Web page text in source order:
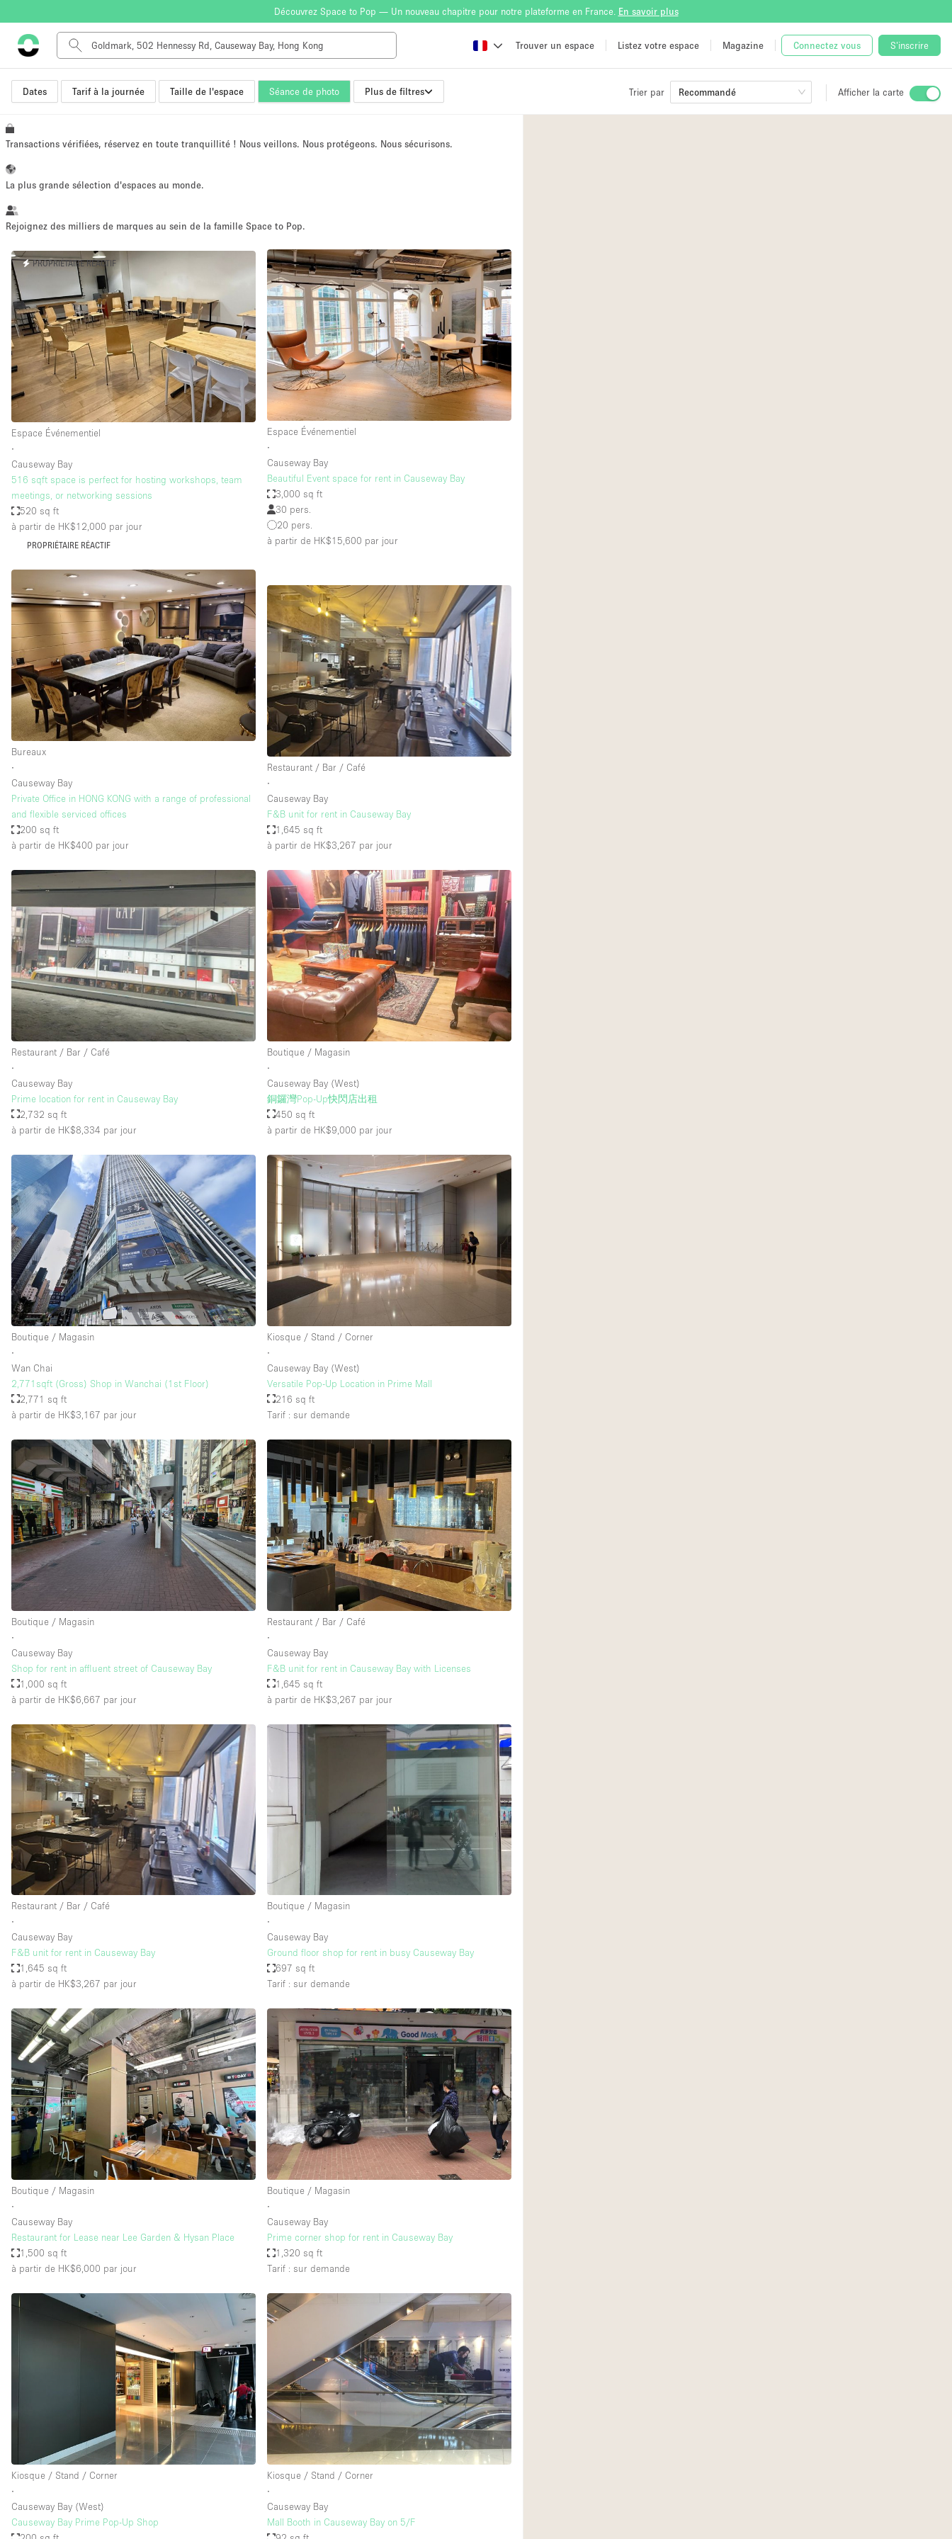
Découvrez Space to Pop — Un nouveau chapitre pour notre plateforme en France. En savoir plus
Trouver un espace Listez votre espace Magazine Connectez vous S'inscrire
Dates Tarif à la journée Taille de l'espace Séance de photo Plus de filtres Trier par Recommandé Afficher la carte
Type de l'espace Appartement / Loft
Boutique / Magasin
Maison / Villa / Hôtel Particulier
Rooftop
Salle de Conférence
Salon / Festival
Studio Photo / Tournage
Caractéristiques
de l'espace
Accès aux handicapés
Animals Friendly
Concierge
De plain-pied
Espace Avec Vue
Espace Epuré / Minimaliste
Internet
Licence Alcool
Mobilier
Plusieurs Pièces
Système de sécurité
Toilettes
Éclairage
Équipement de bureau
Étage/accès Sous-sol
Autre
Transactions vérifiées, réservez en toute tranquillité ! Nous veillons. Nous protégeons. Nous sécurisons.
La plus grande sélection d'espaces au monde.
Rejoignez des milliers de marques au sein de la famille Space to Pop.
PROPRIÉTAIRE RÉACTIF
Espace Événementiel
∙
Causeway Bay
516 sqft space is perfect for hosting workshops, team
meetings, or networking sessions
520 sq ft
à partir de HK$12,000 par jour
PROPRIÉTAIRE RÉACTIF
Espace Événementiel
∙
Causeway Bay
Beautiful Event space for rent in Causeway Bay
3,000 sq ft
30 pers.
20 pers.
à partir de HK$15,600 par jour
Bureaux
∙
Causeway Bay
Private Office in HONG KONG with a range of professional
and flexible serviced offices
200 sq ft
à partir de HK$400 par jour
Restaurant / Bar / Café
∙
Causeway Bay
F&B unit for rent in Causeway Bay
1,645 sq ft
à partir de HK$3,267 par jour
Restaurant / Bar / Café
∙
Causeway Bay
Prime location for rent in Causeway Bay
2,732 sq ft
à partir de HK$8,334 par jour
Boutique / Magasin
∙
Causeway Bay (West)
銅鑼灣Pop-Up快閃店出租
450 sq ft
à partir de HK$9,000 par jour
Boutique / Magasin
∙
Wan Chai
2,771sqft (Gross) Shop in Wanchai (1st Floor)
2,771 sq ft
à partir de HK$3,167 par jour
Kiosque / Stand / Corner
∙
Causeway Bay (West)
Versatile Pop-Up Location in Prime Mall
216 sq ft
Tarif : sur demande
Boutique / Magasin
∙
Causeway Bay
Shop for rent in affluent street of Causeway Bay
1,000 sq ft
à partir de HK$6,667 par jour
Restaurant / Bar / Café
∙
Causeway Bay
F&B unit for rent in Causeway Bay with Licenses
1,645 sq ft
à partir de HK$3,267 par jour
Restaurant / Bar / Café
∙
Causeway Bay
F&B unit for rent in Causeway Bay
1,645 sq ft
à partir de HK$3,267 par jour
Boutique / Magasin
∙
Causeway Bay
Ground floor shop for rent in busy Causeway Bay
697 sq ft
Tarif : sur demande
Boutique / Magasin
∙
Causeway Bay
Restaurant for Lease near Lee Garden & Hysan Place
1,500 sq ft
à partir de HK$6,000 par jour
Boutique / Magasin
∙
Causeway Bay
Prime corner shop for rent in Causeway Bay
1,320 sq ft
Tarif : sur demande
Kiosque / Stand / Corner
∙
Causeway Bay (West)
Causeway Bay Prime Pop-Up Shop
Kiosque / Stand / Corner
∙
Causeway Bay
Mall Booth in Causeway Bay on 5/F